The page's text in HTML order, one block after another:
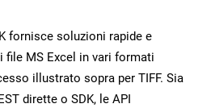
fornisce soluzioni rapide e
file MS Excel in vari formati
illustrato sopra per TIFF. Sia
dirette o SDK, le API